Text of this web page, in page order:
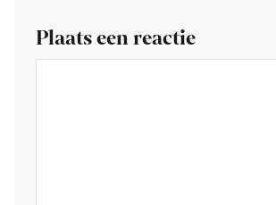
Plaats een reactie